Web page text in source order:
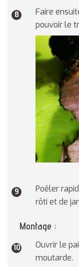
Faire
pouvoir le
Poêler
rôti et de
Montage :
Ouvrir le
moutarde.